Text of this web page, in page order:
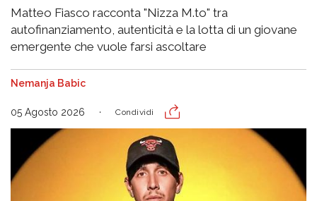
Matteo Fiasco racconta "Nizza M.to" tra
autofinanziamento, autenticità e la lotta di un giovane
emergente che vuole farsi ascoltare
Nemanja Babic
05 Agosto 2026 Condividi